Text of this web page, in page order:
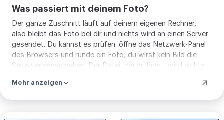
Was passiert mit deinem Foto?
Der ganze Zuschnitt läuft auf deinem eigenen Rechner,
also bleibt das Foto bei dir und nichts wird an einen Server
gesendet. Du kannst es prüfen: öffne das Netzwerk-Panel
des Browsers und runde ein Foto, du wirst kein Bild die
Seite verlassen sehen. Der Datei, die du lädst, wird nichts
dem Foto. Was du speicherst, ist nur der saubere runde
Mehr anzeigen
Rundes